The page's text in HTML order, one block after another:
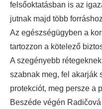
felsőoktatásban is az
jutnak majd több
Az egészségügyben a
tartozzon a kötelező
A szegényebb
szabnak meg, fel akarják
protekciót, meg persze a
Beszéde végén